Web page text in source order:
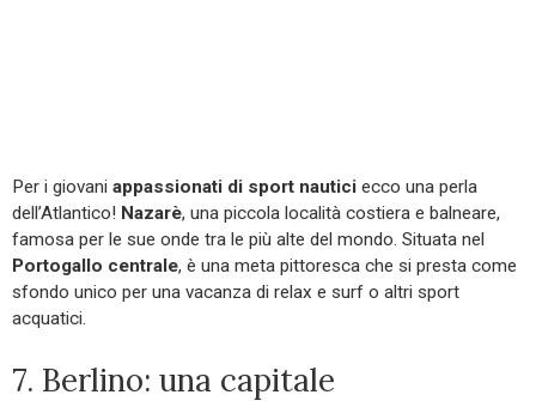
Per i giovani appassionati di sport nautici ecco una perla
dell’Atlantico! Nazarè, una piccola località costiera e balneare,
famosa per le sue onde tra le più alte del mondo. Situata nel
Portogallo centrale, è una meta pittoresca che si presta come
sfondo unico per una vacanza di relax e surf o altri sport
acquatici.
7. Berlino: una capitale